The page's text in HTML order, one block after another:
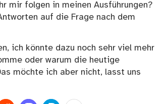
mir folgen in meinen Ausführungen?
auf die Frage nach dem
ich könnte dazu noch sehr viel mehr
oder warum die heutige
möchte ich aber nicht, lasst uns